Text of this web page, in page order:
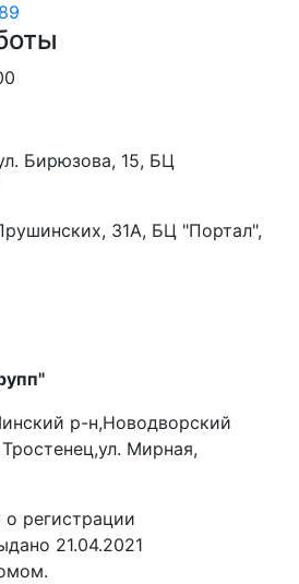
Бирюзова, 15, БЦ
31А, БЦ "Портал",
р-н,Новодворский
Мирная,
регистрации
21.04.2021